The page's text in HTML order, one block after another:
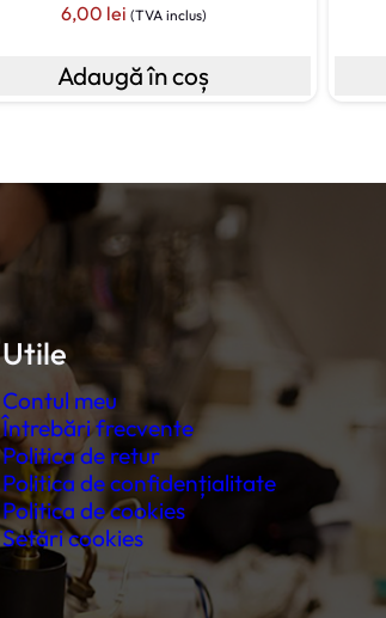
6,00 lei (TVA inclus)
Adaugă în coș
Utile
Contul meu
Întrebări frecvente
Politica de retur
Politica de confidențialitate
Politica de cookies
Setări cookies